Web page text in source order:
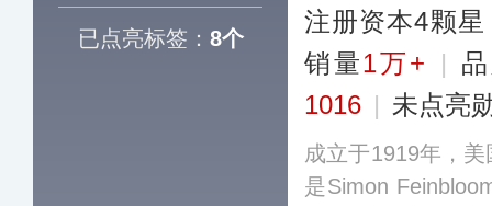
已点亮标签： 8个
注册资本4颗星
销量1万+ |
1016 | 未点亮
成立于1919年，
是Simon